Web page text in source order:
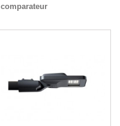
comparateur